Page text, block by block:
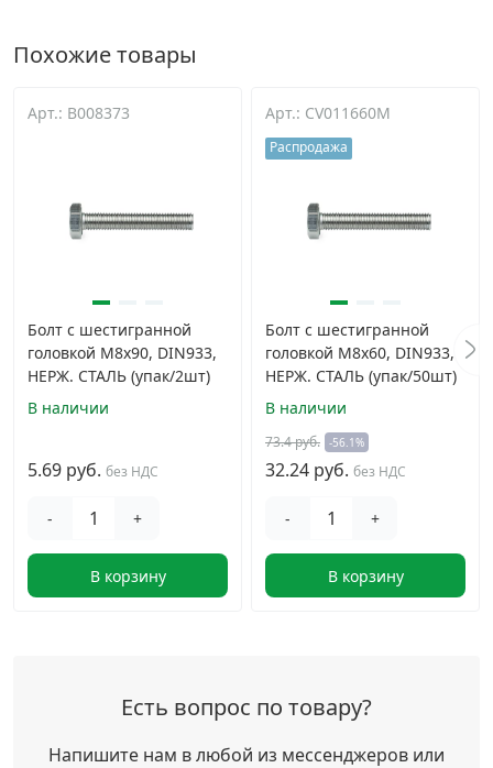
Похожие товары
Арт.: B008373
Болт с шестигранной
головкой M8х90, DIN933,
НЕРЖ. СТАЛЬ (упак/2шт)
В наличии
5.69 руб. без НДС
- +
В корзину
Арт.: CV011660M
Распродажа
Болт с шестигранной
головкой M8х60, DIN933,
НЕРЖ. СТАЛЬ (упак/50шт)
В наличии
73.4 руб. -56.1%
32.24 руб. без НДС
- +
В корзину
Есть вопрос по товару?
Напишите нам в любой из мессенджеров или